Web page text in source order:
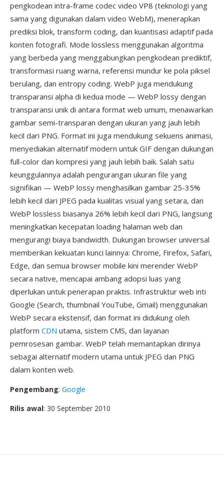
pengkodean intra-frame codec video VP8 (teknologi yang
sama yang digunakan dalam video WebM), menerapkan
prediksi blok, transform coding, dan kuantisasi adaptif pada
konten fotografi. Mode lossless menggunakan algoritma
yang berbeda yang menggabungkan pengkodean prediktif,
transformasi ruang warna, referensi mundur ke pola piksel
berulang, dan entropy coding. WebP juga mendukung
transparansi alpha di kedua mode — WebP lossy dengan
transparansi unik di antara format web umum, menawarkan
gambar semi-transparan dengan ukuran yang jauh lebih
kecil dari PNG. Format ini juga mendukung sekuens animasi,
menyediakan alternatif modern untuk GIF dengan dukungan
full-color dan kompresi yang jauh lebih baik. Salah satu
keunggulannya adalah pengurangan ukuran file yang
signifikan — WebP lossy menghasilkan gambar 25-35%
lebih kecil dari JPEG pada kualitas visual yang setara, dan
WebP lossless biasanya 26% lebih kecil dari PNG, langsung
meningkatkan kecepatan loading halaman web dan
mengurangi biaya bandwidth. Dukungan browser universal
memberikan kekuatan kunci lainnya: Chrome, Firefox, Safari,
Edge, dan semua browser mobile kini merender WebP
secara native, mencapai ambang adopsi luas yang
diperlukan untuk penerapan praktis. Infrastruktur web inti
Google (Search, thumbnail YouTube, Gmail) menggunakan
WebP secara ekstensif, dan format ini didukung oleh
platform CDN utama, sistem CMS, dan layanan
pemrosesan gambar. WebP telah memantapkan dirinya
sebagai alternatif modern utama untuk JPEG dan PNG
dalam konten web.
Pengembang: Google
Rilis awal: 30 September 2010